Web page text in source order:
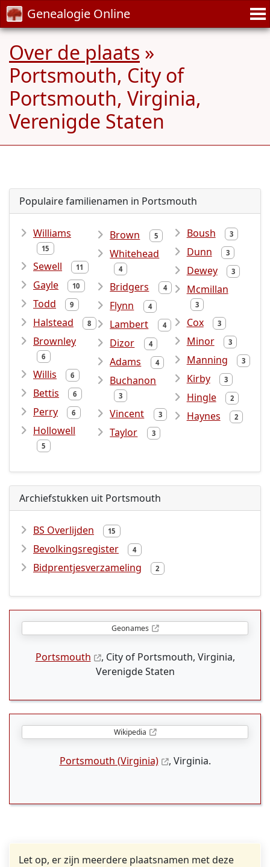
Genealogie Online
Over de plaats »
Portsmouth, City of
Portsmouth, Virginia,
Verenigde Staten
Populaire familienamen in Portsmouth
Williams
15
Sewell 11
Gayle 10
Todd 9
Halstead 8
Brownley
6
Willis 6
Bettis 6
Perry 6
Hollowell
5
Brown 5
Whitehead
4
Bridgers 4
Flynn 4
Lambert 4
Dizor 4
Adams 4
Buchanon
3
Vincent 3
Taylor 3
Boush 3
Dunn 3
Dewey 3
Mcmillan
3
Cox 3
Minor 3
Manning 3
Kirby 3
Hingle 2
Haynes 2
Archiefstukken uit Portsmouth
BS Overlijden 15
Bevolkingsregister 4
Bidprentjesverzameling 2
Geonames
Portsmouth
, City of Portsmouth, Virginia,
Verenigde Staten
Wikipedia
Portsmouth (Virginia) , Virginia.
Let op, er zijn meerdere plaatsnamen met deze